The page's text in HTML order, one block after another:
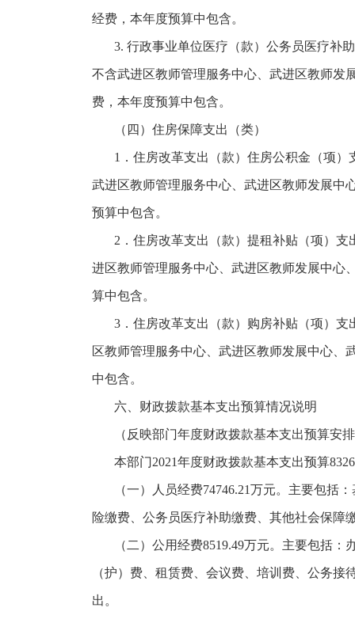
经费，本年度预算中包含。
3. 行政事业单位医疗（款）公务员医疗补
不含武进区教师管理服务中心、武进区教师发
费，本年度预算中包含。
（四）住房保障支出（类）
1．住房改革支出（款）住房公积金（项）
武进区教师管理服务中心、武进区教师发展中
预算中包含。
2．住房改革支出（款）提租补贴（项）支
进区教师管理服务中心、武进区教师发展中心
算中包含。
3．住房改革支出（款）购房补贴（项）支
区教师管理服务中心、武进区教师发展中心、
中包含。
六、财政拨款基本支出预算情况说明
（反映部门年度财政拨款基本支出预算安
本部门2021年度财政拨款基本支出预算
（一）人员经费74746.21万元。主要包括
险缴费、公务员医疗补助缴费、其他社会保障
（二）公用经费8519.49万元。主要包括：
（护）费、租赁费、会议费、培训费、公务
出。